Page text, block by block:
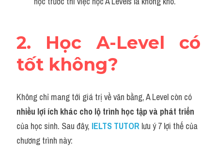
2. Học A-Level có
tốt không?
của học sinh. Sau đây, IELTS TUTOR lưu ý 7 lợi thế của
chương trình này: